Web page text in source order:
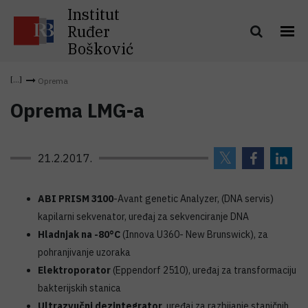
Institut
Ruđer
Bošković
Oprema
Oprema LMG-a
21.2.2017.
ABI PRISM 3100-Avant genetic Analyzer, (DNA servis)
kapilarni sekvenator, uređaj za sekvenciranje DNA
Hladnjak na -80°C (Innova U360- New Brunswick), za
pohranjivanje uzoraka
Elektroporator (Eppendorf 2510), uređaj za transformaciju
bakterijskih stanica